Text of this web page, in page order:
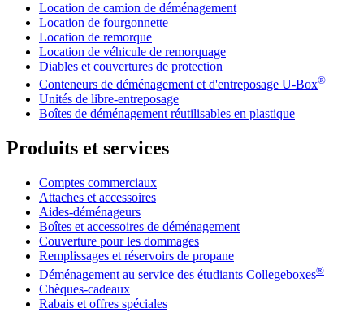
Location de camion de déménagement
Location de fourgonnette
Location de remorque
Location de véhicule de remorquage
Diables et couvertures de protection
Conteneurs de déménagement et d'entreposage U-Box®
Unités de libre-entreposage
Boîtes de déménagement réutilisables en plastique
Produits et services
Comptes commerciaux
Attaches et accessoires
Aides-déménageurs
Boîtes et accessoires de déménagement
Couverture pour les dommages
Remplissages et réservoirs de propane
Déménagement au service des étudiants Collegeboxes®
Chèques-cadeaux
Rabais et offres spéciales